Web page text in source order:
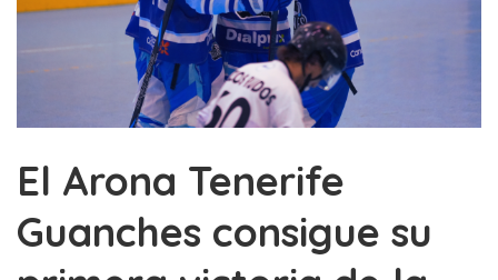
El Arona Tenerife
Guanches consigue su